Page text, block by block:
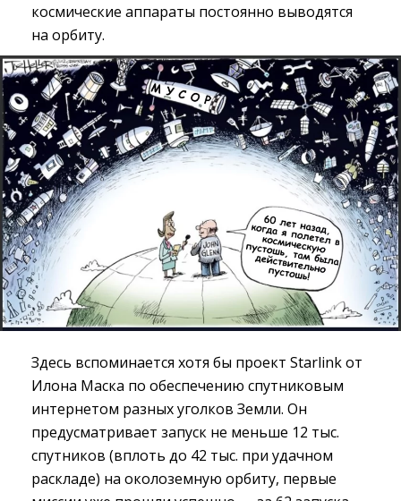
космические аппараты постоянно выводятся
на орбиту.
Здесь вспоминается хотя бы проект Starlink от
Илона Маска по обеспечению спутниковым
интернетом разных уголков Земли. Он
предусматривает запуск не меньше 12 тыс.
спутников (вплоть до 42 тыс. при удачном
раскладе) на околоземную орбиту, первые